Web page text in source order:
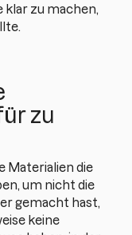
klar zu machen,
zu
Materialien die
um nicht die
gemacht hast,
keine